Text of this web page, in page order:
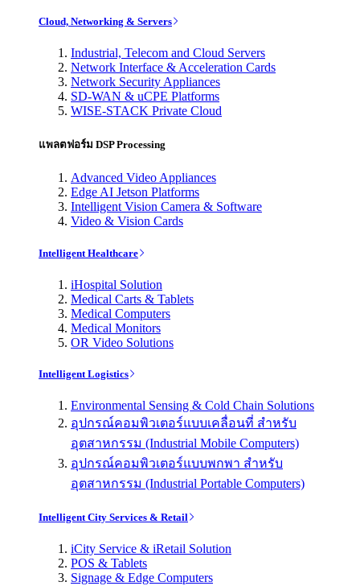
Cloud, Networking & Servers
Industrial, Telecom and Cloud Servers
Network Interface & Acceleration Cards
Network Security Appliances
SD-WAN & uCPE Platforms
WISE-STACK Private Cloud
แพลตฟอร์ม DSP Processing
Advanced Video Appliances
Edge AI Jetson Platforms
Intelligent Vision Camera & Software
Video & Vision Cards
Intelligent Healthcare
iHospital Solution
Medical Carts & Tablets
Medical Computers
Medical Monitors
OR Video Solutions
Intelligent Logistics
Environmental Sensing & Cold Chain Solutions
อุปกรณ์คอมพิวเตอร์แบบเคลื่อนที่ สำหรับ
อุตสาหกรรม (Industrial Mobile Computers)
อุปกรณ์คอมพิวเตอร์แบบพกพา สำหรับ
อุตสาหกรรม (Industrial Portable Computers)
Intelligent City Services & Retail
iCity Service & iRetail Solution
POS & Tablets
Signage & Edge Computers